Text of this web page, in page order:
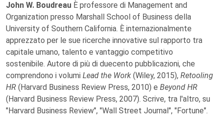
John W. Boudreau È professore di Management and
Organization presso Marshall School of Business della
University of Southern California. È internazionalmente
apprezzato per le sue ricerche innovative sul rapporto tra
capitale umano, talento e vantaggio competitivo
sostenibile. Autore di più di duecento pubblicazioni, che
comprendono i volumi Lead the Work (Wiley, 2015), Retooling
HR (Harvard Business Review Press, 2010) e Beyond HR
(Harvard Business Review Press, 2007). Scrive, tra l'altro, su
"Harvard Business Review", "Wall Street Journal", "Fortune".